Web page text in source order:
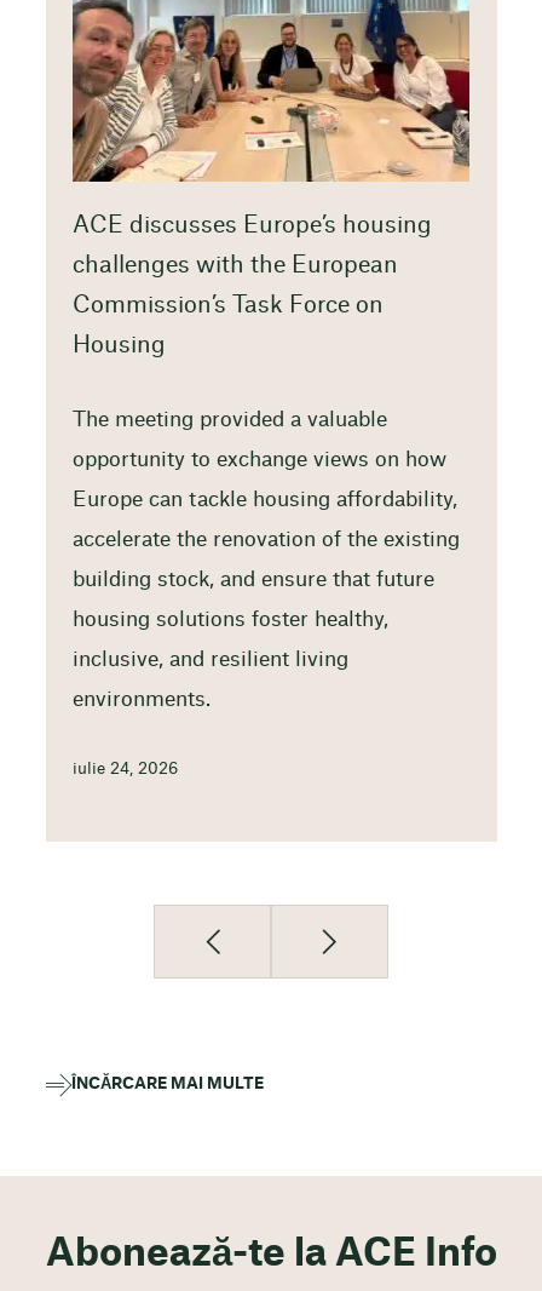
ACE discusses Europe’s housing
challenges with the European
Commission’s Task Force on
Housing
The meeting provided a valuable
opportunity to exchange views on how
Europe can tackle housing affordability,
accelerate the renovation of the existing
building stock, and ensure that future
housing solutions foster healthy,
inclusive, and resilient living
environments.
iulie 24, 2026
ÎNCĂRCARE MAI MULTE
Abonează-te la ACE Info